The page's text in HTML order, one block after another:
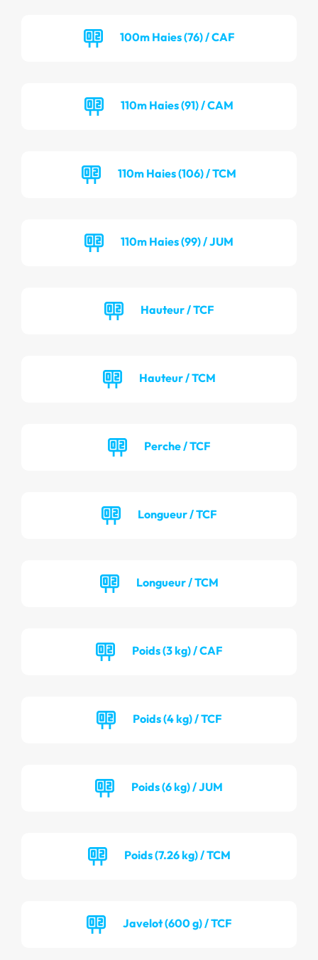
100m Haies (76) / CAF
110m Haies (91) / CAM
110m Haies (106) / TCM
110m Haies (99) / JUM
Hauteur / TCF
Hauteur / TCM
Perche / TCF
Longueur / TCF
Longueur / TCM
Poids (3 kg) / CAF
Poids (4 kg) / TCF
Poids (6 kg) / JUM
Poids (7.26 kg) / TCM
Javelot (600 g) / TCF